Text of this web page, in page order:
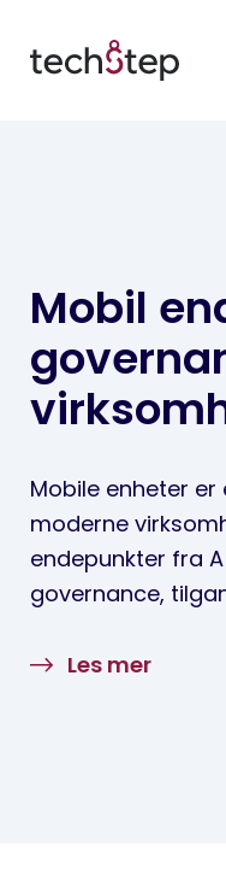
Mobil
Mobile enheter
moderne
endepunkter fra
governance,
Les mer